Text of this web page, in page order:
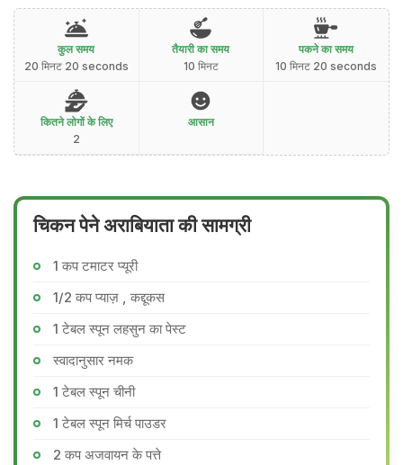
कुल समय
20 मिनट 20 seconds
तैयारी का समय
10 मिनट
पकने का समय
10 मिनट 20 seconds
कितने लोगों के लिए
2
आसान
चिकन पेने अराबियाता की सामग्री
1 कप टमाटर प्यूरी
1/2 कप प्याज़ , कद्दूकस
1 टेबल स्पून लहसुन का पेस्ट
स्वादानुसार नमक
1 टेबल स्पून चीनी
1 टेबल स्पून मिर्च पाउडर
2 कप अजवायन के पत्ते